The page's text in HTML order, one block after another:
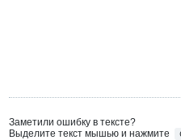
Заметили ошибку в тексте?
Выделите текст мышью и нажмите